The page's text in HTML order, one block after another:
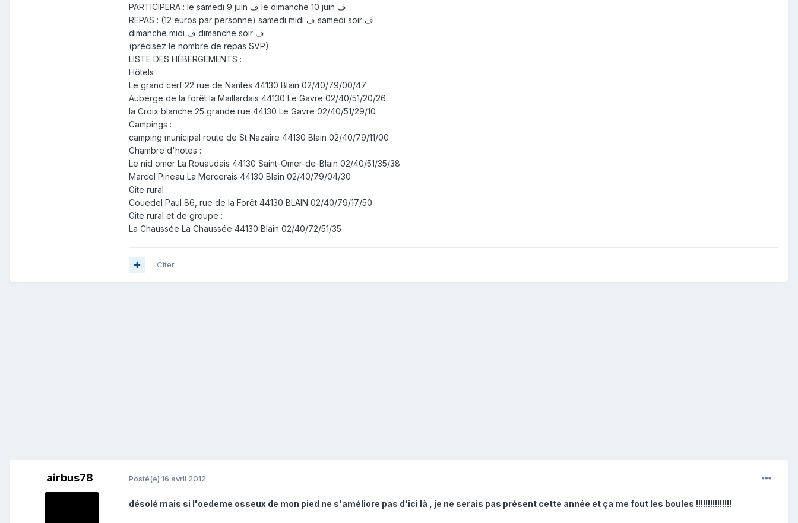
PARTICIPERA : le samedi 9 juin ڤ le dimanche 10 juin ڤ
REPAS : (12 euros par personne) samedi midi ڤ samedi soir ڤ
dimanche midi ڤ dimanche soir ڤ
(précisez le nombre de repas SVP)
LISTE DES HÉBERGEMENTS :
Hôtels :
Le grand cerf 22 rue de Nantes 44130 Blain 02/40/79/00/47
Auberge de la forêt la Maillardais 44130 Le Gavre 02/40/51/20/26
la Croix blanche 25 grande rue 44130 Le Gavre 02/40/51/29/10
Campings :
camping municipal route de St Nazaire 44130 Blain 02/40/79/11/00
Chambre d'hotes :
Le nid omer La Rouaudais 44130 Saint-Omer-de-Blain 02/40/51/35/38
Marcel Pineau La Mercerais 44130 Blain 02/40/79/04/30
Gite rural :
Couedel Paul 86, rue de la Forêt 44130 BLAIN 02/40/79/17/50
Gite rural et de groupe :
La Chaussée La Chaussée 44130 Blain 02/40/72/51/35
Citer
airbus78 Posté(e) 16 avril 2012
désolé mais si l'oedeme osseux de mon pied ne s'améliore pas d'ici là , je ne serais pas présent cette année et ça me fout les boules !!!!!!!!!!!!!!!